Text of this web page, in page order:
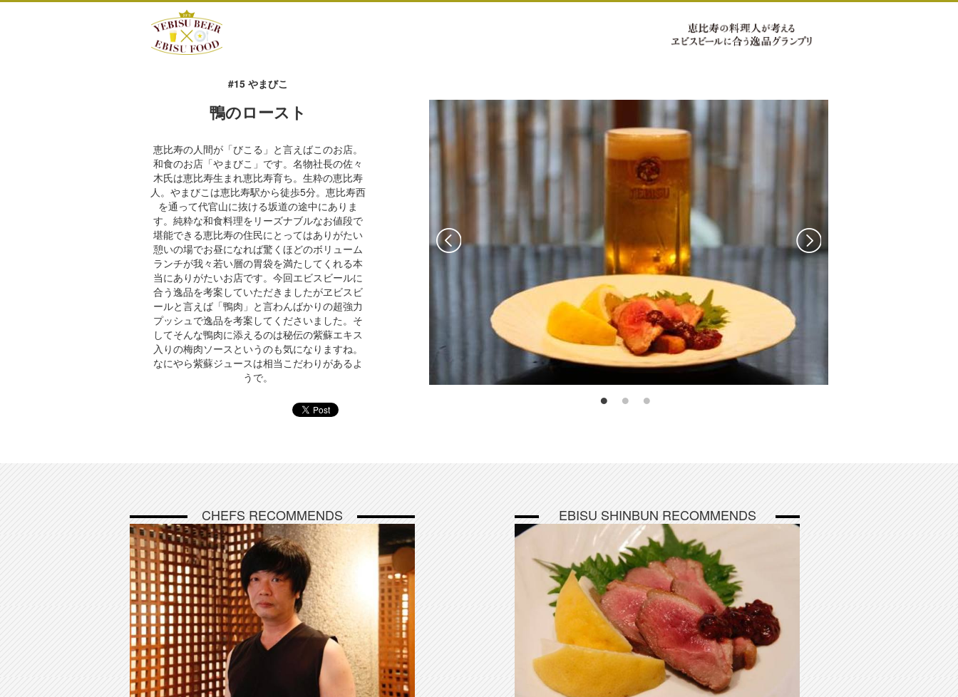
#15 やまびこ
鴨のロースト
恵比寿の人間が「びこる」と言えばこのお店。
和食のお店「やまびこ」です。名物社長の佐々
木氏は恵比寿生まれ恵比寿育ち。生粋の恵比寿
人。やまびこは恵比寿駅から徒歩5分。恵比寿西
を通って代官山に抜ける坂道の途中にありま
す。純粋な和食料理をリーズナブルなお値段で
堪能できる恵比寿の住民にとってはありがたい
憩いの場でお昼になれば驚くほどのボリューム
ランチが我々若い層の胃袋を満たしてくれる本
当にありがたいお店です。今回エビスビールに
合う逸品を考案していただきましたがヱビスビ
ールと言えば「鴨肉」と言わんばかりの超強力
プッシュで逸品を考案してくださいました。そ
してそんな鴨肉に添えるのは秘伝の紫蘇エキス
入りの梅肉ソースというのも気になりますね。
なにやら紫蘇ジュースは相当こだわりがあるよ
うで。
CHEFS RECOMMENDS EBISU SHINBUN RECOMMENDS